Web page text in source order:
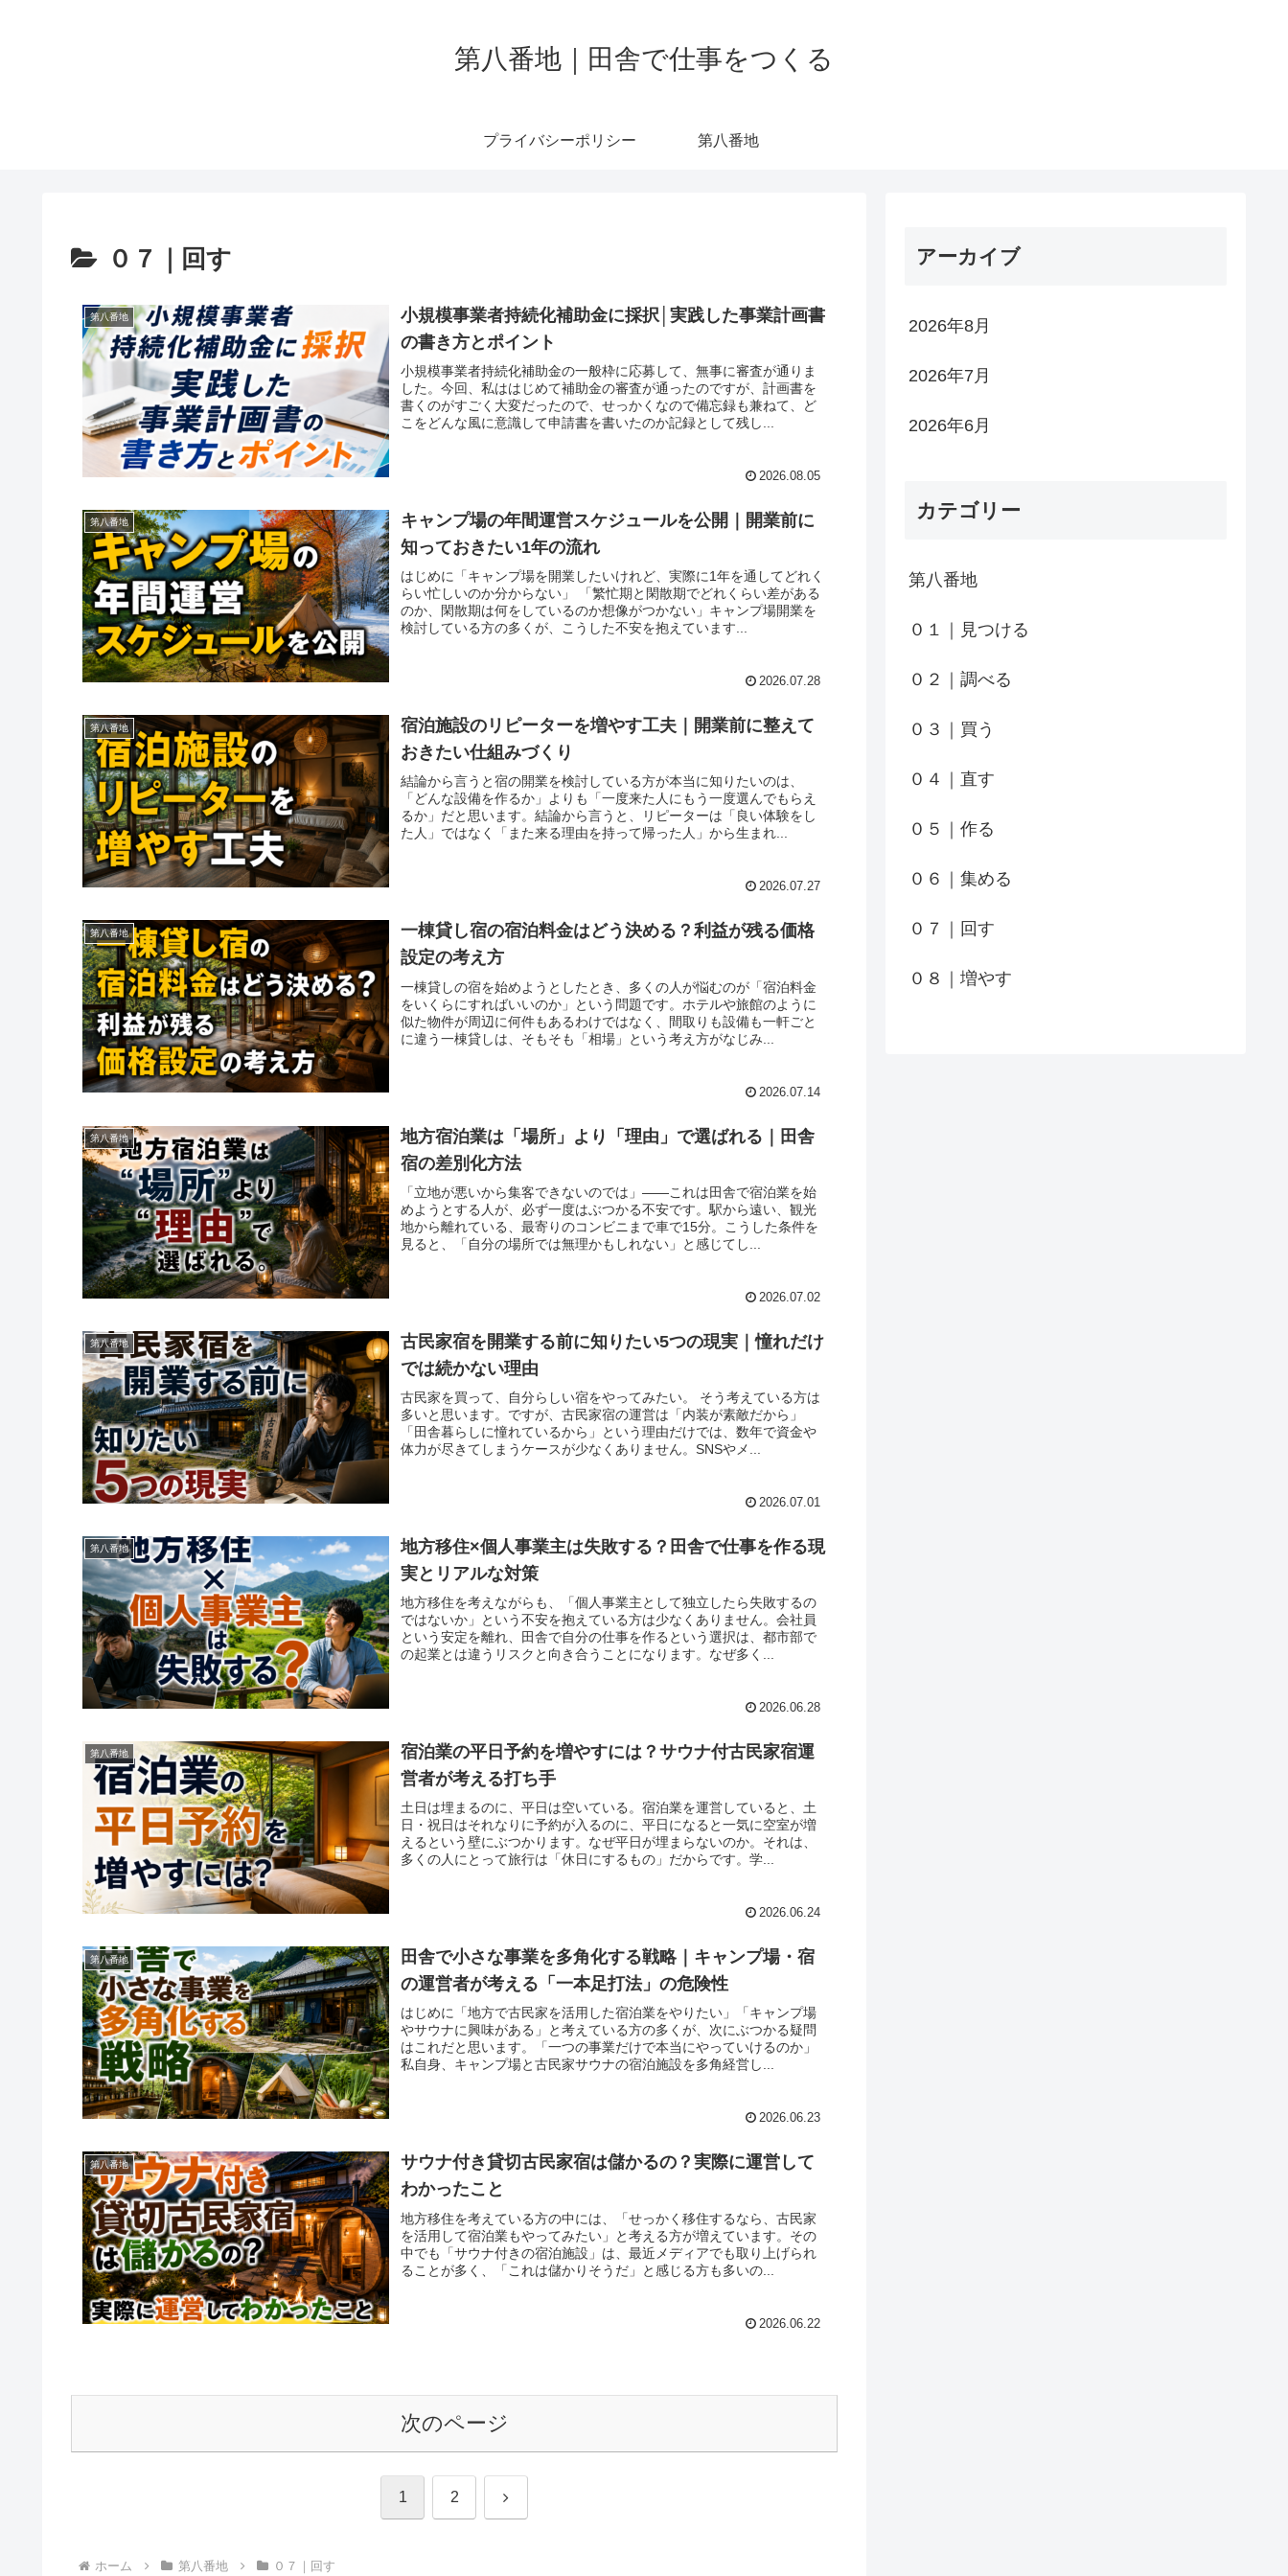
第八番地｜田舎で仕事をつくる
プライバシーポリシー 第八番地
０７｜回す
第八番地
小規模事業者持続化補助金に採択│実践した事業計画書
の書き方とポイント
小規模事業者持続化補助金の一般枠に応募して、無事に審査が通りま
した。今回、私ははじめて補助金の審査が通ったのですが、計画書を
書くのがすごく大変だったので、せっかくなので備忘録も兼ねて、ど
こをどんな風に意識して申請書を書いたのか記録として残し...
2026.08.05
第八番地
キャンプ場の年間運営スケジュールを公開｜開業前に
知っておきたい1年の流れ
はじめに「キャンプ場を開業したいけれど、実際に1年を通してどれく
らい忙しいのか分からない」 「繁忙期と閑散期でどれくらい差がある
のか、閑散期は何をしているのか想像がつかない」キャンプ場開業を
検討している方の多くが、こうした不安を抱えています...
2026.07.28
第八番地
宿泊施設のリピーターを増やす工夫｜開業前に整えて
おきたい仕組みづくり
結論から言うと宿の開業を検討している方が本当に知りたいのは、
「どんな設備を作るか」よりも「一度来た人にもう一度選んでもらえ
るか」だと思います。結論から言うと、リピーターは「良い体験をし
た人」ではなく「また来る理由を持って帰った人」から生まれ...
2026.07.27
第八番地
一棟貸し宿の宿泊料金はどう決める？利益が残る価格
設定の考え方
一棟貸しの宿を始めようとしたとき、多くの人が悩むのが「宿泊料金
をいくらにすればいいのか」という問題です。ホテルや旅館のように
似た物件が周辺に何件もあるわけではなく、間取りも設備も一軒ごと
に違う一棟貸しは、そもそも「相場」という考え方がなじみ...
2026.07.14
第八番地
地方宿泊業は「場所」より「理由」で選ばれる｜田舎
宿の差別化方法
「立地が悪いから集客できないのでは」——これは田舎で宿泊業を始
めようとする人が、必ず一度はぶつかる不安です。駅から遠い、観光
地から離れている、最寄りのコンビニまで車で15分。こうした条件を
見ると、「自分の場所では無理かもしれない」と感じてし...
2026.07.02
第八番地
古民家宿を開業する前に知りたい5つの現実｜憧れだけ
では続かない理由
古民家を買って、自分らしい宿をやってみたい。 そう考えている方は
多いと思います。ですが、古民家宿の運営は「内装が素敵だから」
「田舎暮らしに憧れているから」という理由だけでは、数年で資金や
体力が尽きてしまうケースが少なくありません。SNSやメ...
2026.07.01
第八番地
地方移住×個人事業主は失敗する？田舎で仕事を作る現
実とリアルな対策
地方移住を考えながらも、「個人事業主として独立したら失敗するの
ではないか」という不安を抱えている方は少なくありません。会社員
という安定を離れ、田舎で自分の仕事を作るという選択は、都市部で
の起業とは違うリスクと向き合うことになります。なぜ多く...
2026.06.28
第八番地
宿泊業の平日予約を増やすには？サウナ付古民家宿運
営者が考える打ち手
土日は埋まるのに、平日は空いている。宿泊業を運営していると、土
日・祝日はそれなりに予約が入るのに、平日になると一気に空室が増
えるという壁にぶつかります。なぜ平日が埋まらないのか。それは、
多くの人にとって旅行は「休日にするもの」だからです。学...
2026.06.24
第八番地
田舎で小さな事業を多角化する戦略｜キャンプ場・宿
の運営者が考える「一本足打法」の危険性
はじめに「地方で古民家を活用した宿泊業をやりたい」「キャンプ場
やサウナに興味がある」と考えている方の多くが、次にぶつかる疑問
はこれだと思います。「一つの事業だけで本当にやっていけるのか」
私自身、キャンプ場と古民家サウナの宿泊施設を多角経営し...
2026.06.23
第八番地
サウナ付き貸切古民家宿は儲かるの？実際に運営して
わかったこと
地方移住を考えている方の中には、「せっかく移住するなら、古民家
を活用して宿泊業もやってみたい」と考える方が増えています。その
中でも「サウナ付きの宿泊施設」は、最近メディアでも取り上げられ
ることが多く、「これは儲かりそうだ」と感じる方も多いの...
2026.06.22
次のページ
1 2 次
ホーム 第八番地 ０７｜回す
アーカイブ
2026年8月
2026年7月
2026年6月
カテゴリー
第八番地
０１｜見つける
０２｜調べる
０３｜買う
０４｜直す
０５｜作る
０６｜集める
０７｜回す
０８｜増やす